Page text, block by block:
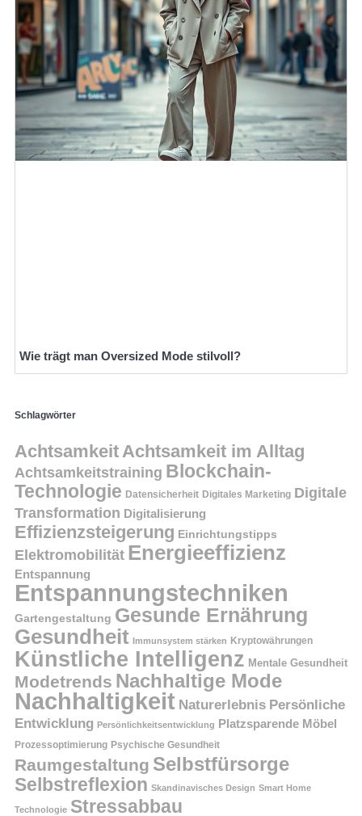
Wie trägt man Oversized Mode stilvoll?
Schlagwörter
AchtsamkeitAchtsamkeit im Alltag
Achtsamkeitstraining Blockchain-
Technologie Datensicherheit Digitales Marketing Digitale
Transformation Digitalisierung
Effizienzsteigerung Einrichtungstipps
Elektromobilität Energieeffizienz
Entspannung
Entspannungstechniken
Gartengestaltung Gesunde Ernährung
Gesundheit Immunsystem stärken Kryptowährungen
Künstliche Intelligenz Mentale Gesundheit
Modetrends Nachhaltige Mode
Nachhaltigkeit Naturerlebnis Persönliche
Entwicklung Persönlichkeitsentwicklung Platzsparende Möbel
Prozessoptimierung Psychische Gesundheit
Raumgestaltung Selbstfürsorge
Selbstreflexion Skandinavisches Design Smart Home
Technologie Stressabbau